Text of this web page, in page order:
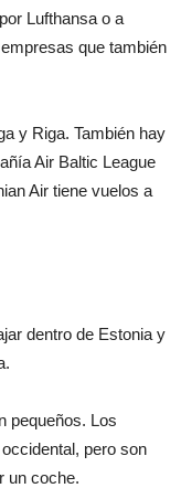
Lufthansa o a
que también
y Riga. También hay
Air Baltic League
Air tiene vuelos a
dentro de Estonia y
pequeños. Los
pero son
un coche.